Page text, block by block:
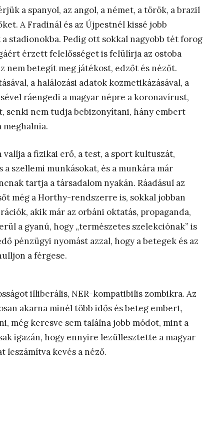
a spanyol, az angol, a német, a török, a brazil
A Fradinál és az Újpestnél kissé jobb
stadionokba. Pedig ott sokkal nagyobb tét forog
érzett felelősséget is felülírja az ostoba
betegít meg játékost, edzőt és nézőt.
a halálozási adatok kozmetikázásával, a
ráengedi a magyar népre a koronavírust,
senki nem tudja bebizonyítani, hány embert
vallja a fizikai erő, a test, a sport kultuszát,
szellemi munkásokat, és a munkára már
tartja a társadalom nyakán. Ráadásul az
még a Horthy-rendszerre is, sokkal jobban
akik már az orbáni oktatás, propaganda,
a gyanú, hogy „természetes szelekciónak” is
pénzügyi nyomást azzal, hogy a betegek és az
a férgese.
illiberális, NER-kompatibilis zombikra. Az
akarna minél több idős és beteg embert,
még keresve sem találna jobb módot, mint a
igazán, hogy ennyire lezüllesztette a magyar
leszámítva kevés a néző.